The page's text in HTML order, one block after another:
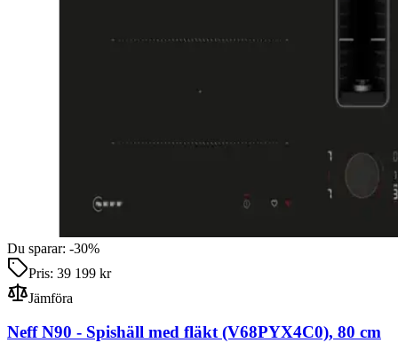
Du sparar: -30%
Pris: 39 199 kr
Jämföra
Neff N90 - Spishäll med fläkt(V68PYX4C0), 80 cm